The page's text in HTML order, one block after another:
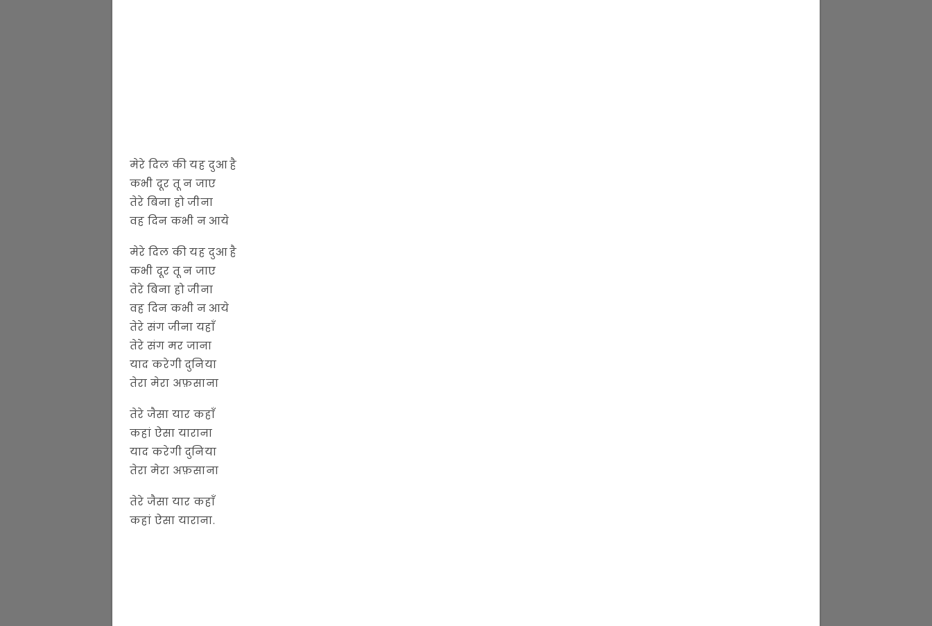
मेरे दिल की यह दुआ है
कभी दूर तू न जाए
तेरे बिना हो जीना
वह दिन कभी न आये
मेरे दिल की यह दुआ है
कभी दूर तू न जाए
तेरे बिना हो जीना
वह दिन कभी न आये
तेरे संग जीना यहाँ
तेरे संग मर जाना
याद करेगी दुनिया
तेरा मेरा अफ़साना
तेरे जैसा यार कहाँ
कहां ऐसा याराना
याद करेगी दुनिया
तेरा मेरा अफ़साना
तेरे जैसा यार कहाँ
कहां ऐसा याराना.